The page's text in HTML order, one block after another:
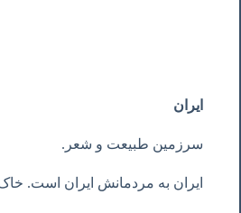
ایران
سرزمین طبیعت و شعر.
ایران به مردمانش ایران است.